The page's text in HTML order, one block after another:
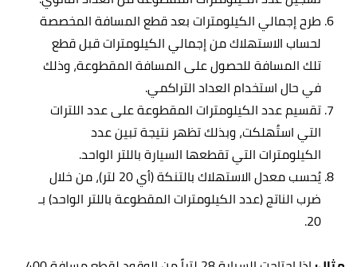
طرح إجمالي الكيلومترات بعد قطع المسافة المخصصة
لحساب الاستهلاك من إجمالي الكيلومترات قبل قطع
تلك المسافة للحصول على المسافة المقطوعة، وذلك
في حال استخدام العداد التراكمي.
تقسيم عدد الكيلومترات المقطوعة على عدد اللترات
التي استُهلكت، وبذلك تظهر نتيجة تبين عدد
الكيلومترات التي تقطعها السيارة باللتر الواحد.
يُحسب معدل الاستهلاك بالتنكة (أي 20 لتر)، من خلال
ضرب الناتج (عدد الكيلومترات المقطوعة باللتر الواحد) بـ
20.